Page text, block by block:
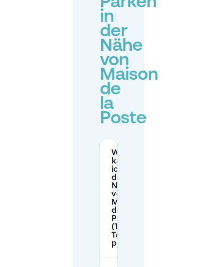
in
der
Nähe
von
Maison
de
la
Poste
Wo
kann
ich in
der
Nähe
von
Maison
de la
Poste
(Tour &
Taxis)
parken?